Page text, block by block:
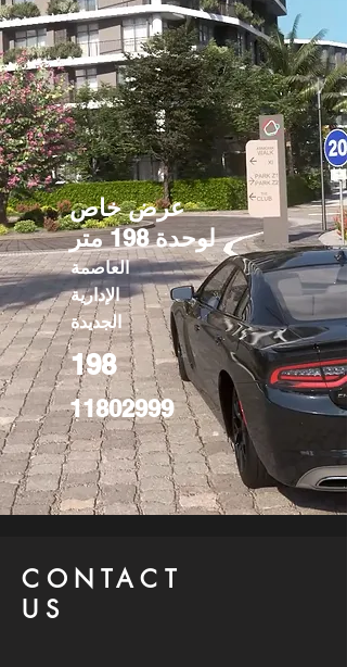
عرض خاص
لوحدة 198 متر
العاصمة
الإدارية
الجديدة
198
11802999
CONTACT
US